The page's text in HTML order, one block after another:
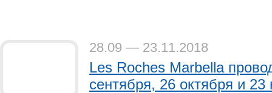
28.09 — 23.11.2018
Les Roches Marbella
сентября, 26 октября и 23